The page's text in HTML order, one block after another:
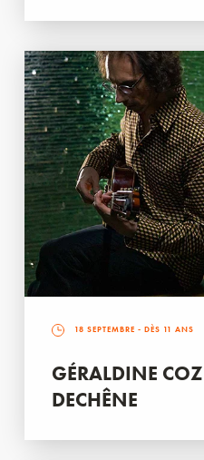
18 SEPTEMBRE - DÈS 11 ANS
GÉRALDINE
DECHÊNE